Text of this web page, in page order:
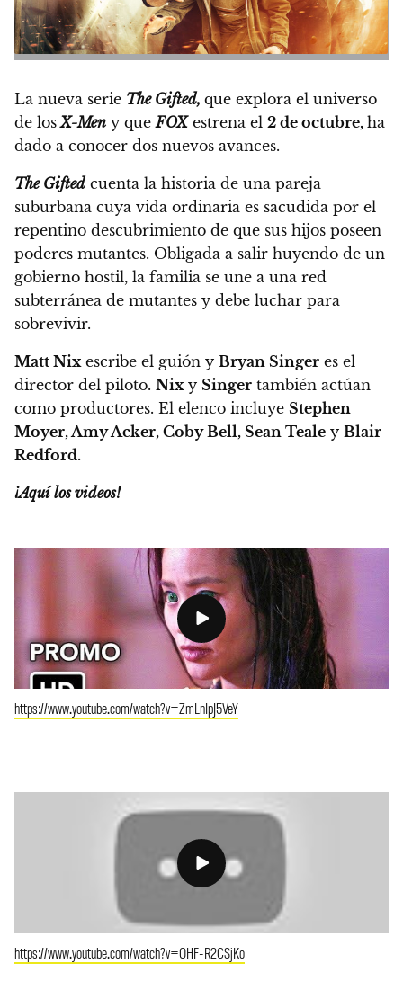
La nueva serie The Gifted, que explora el universo
de losX-Men y queFOXestrena el 2 de octubre, ha
dado a conocer dos nuevos avances.
The Gifted cuenta la historia de una pareja
suburbana cuya vida ordinaria es sacudida por el
repentino descubrimiento de que sus hijos poseen
poderes mutantes. Obligada a salir huyendo de un
gobierno hostil, la familia se une a una red
subterránea de mutantes y debe luchar para
sobrevivir.
Matt Nixescribe el guión y Bryan Singer es el
director del piloto. Nixy Singer también actúan
como productores. El elenco incluye Stephen
Moyer, Amy Acker, Coby Bell, Sean Teale y Blair
Redford.
¡Aquí los videos!
https://www.youtube.com/watch?v=ZmLnIpJ5VeY
https://www.youtube.com/watch?v=OHF-R2CSjKo